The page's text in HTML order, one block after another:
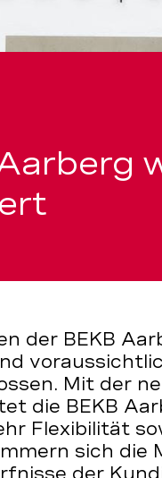
der BEKB
Mit der
die BEKB
Flexibilität
sich die
der